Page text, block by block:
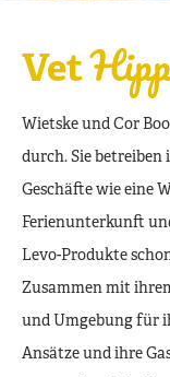
Vet
Wietske und Cor
durch. Sie
Geschäfte wie eine
Ferienunterkunft
Levo-Produkte
Zusammen mit
und Umgebung für
Ansätze und ihre